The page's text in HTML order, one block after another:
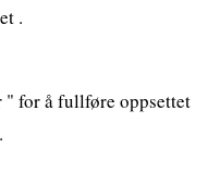
.
for å fullføre oppsettet